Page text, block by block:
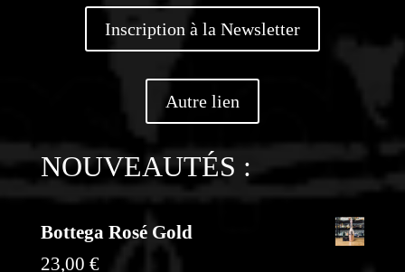
Inscription à la Newsletter
Autre lien
NOUVEAUTÉS :
Bottega Rosé Gold
23,00 €